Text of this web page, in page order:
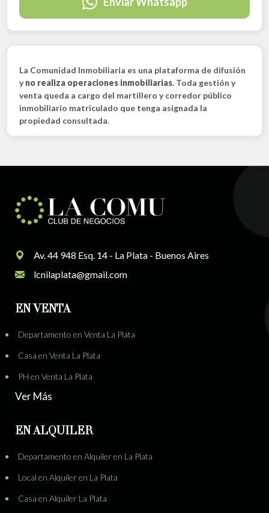
La Comunidad Inmobiliaria es una plataforma de difusión
yno realiza operaciones inmobiliarias. Toda gestión y
venta queda a cargo del martillero y corredor público
inmobiliario matriculado que tenga asignada la
propiedad consultada.
Av. 44 948 Esq. 14 - La Plata - Buenos Aires
lcnilaplata@gmail.com
EN VENTA
Departamento en Venta La Plata
Casa en Venta La Plata
PH en Venta La Plata
Ver Más
EN ALQUILER
Departamento en Alquiler en La Plata
Local en Alquiler en La Plata
Casa en Alquiler La Plata